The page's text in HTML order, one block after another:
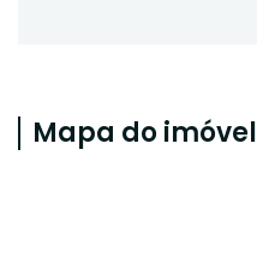
Mapa do imóvel